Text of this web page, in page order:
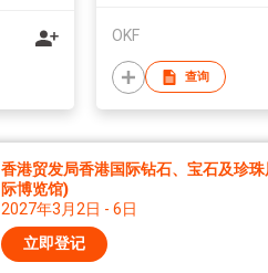
OKF
查询
香港贸发局香港国际钻石、宝石及珍
际博览馆)
2027年3月2日 - 6日
立即登记